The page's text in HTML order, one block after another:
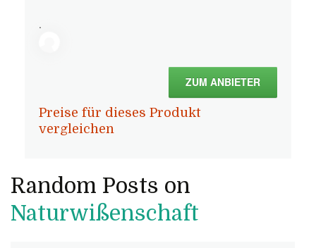
.
ZUM ANBIETER
Preise für dieses Produkt
vergleichen
Random Posts on
Naturwißenschaft